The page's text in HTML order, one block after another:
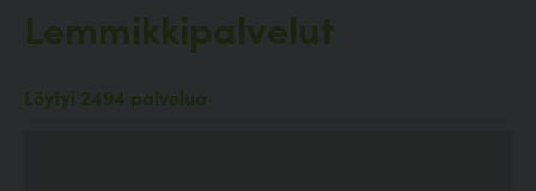
Lemmikkipalvelut
Löytyi 2494 palvelua